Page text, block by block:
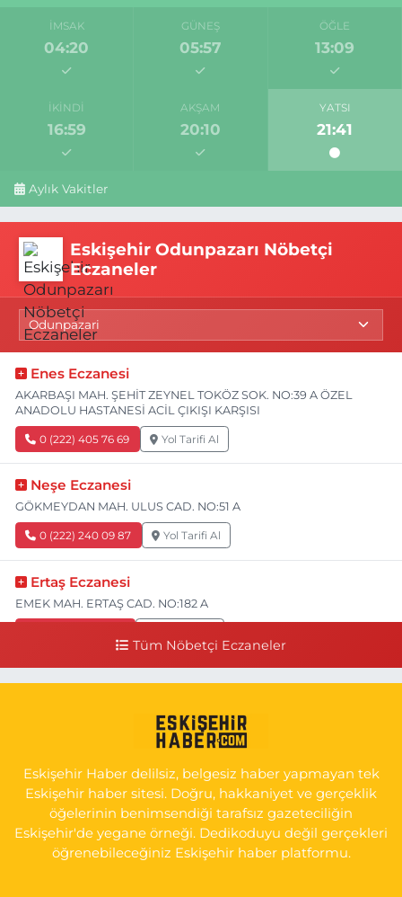
İMSAK
04:20
GÜNEŞ
05:57
ÖĞLE
13:09
İKINDI
16:59
AKŞAM
20:10
YATSI
21:41
Aylık Vakitler
Eskişehir Odunpazarı Nöbetçi
Eczaneler
Enes Eczanesi
AKARBAŞI MAH. ŞEHİT ZEYNEL TOKÖZ SOK. NO:39 A ÖZEL
ANADOLU HASTANESİ ACİL ÇIKIŞI KARŞISI
0 (222) 405 76 69 Yol Tarifi Al
Neşe Eczanesi
GÖKMEYDAN MAH. ULUS CAD. NO:51 A
0 (222) 240 09 87 Yol Tarifi Al
Ertaş Eczanesi
EMEK MAH. ERTAŞ CAD. NO:182 A
YAN SOKAĞI POLİKLİNİK KAPISI TAM KARŞISI I
Yol Tarifi Al
Tüm Nöbetçi Eczaneler
Eskişehir Haber delilsiz, belgesiz haber yapmayan tek
Eskişehir haber sitesi. Doğru, hakkaniyet ve gerçeklik
öğelerinin benimsendiği tarafsız gazeteciliğin
Eskişehir'de yegane örneği. Dedikoduyu değil gerçekleri
öğrenebileceğiniz Eskişehir haber platformu.